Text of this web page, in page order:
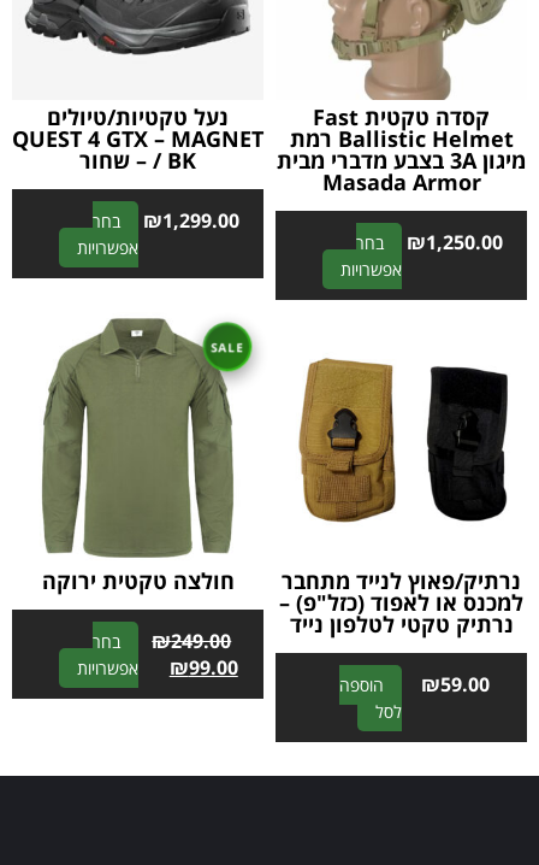
קסדה טקטית Fast
Ballistic Helmet רמת
מיגון 3A בצבע מדברי מבית
Masada Armor
₪1,250.00
בחר
אפשרויות
l
r
n
t
i
v
נעל טקטיות/טיולים
QUEST 4 GTX – MAGNET
/ BK – שחור
₪1,299.00
בחר
אפשרויות
l
n
a
נרתיק/פאוץ לנייד מתחבר
למכנס או לאפוד (כזל"פ) –
נרתיק טקטי לטלפון נייד
₪59.00
הוספה
לסל
A
l
חולצה טקטית ירוקה
₪249.00
₪99.00
בחר
אפשרויות
l
r